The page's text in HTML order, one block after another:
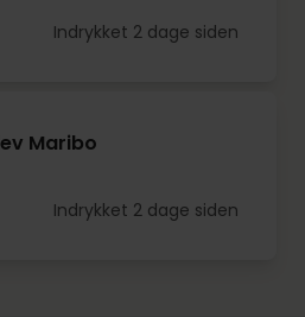
Indrykket 2 dage siden
Maribo
Indrykket 2 dage siden